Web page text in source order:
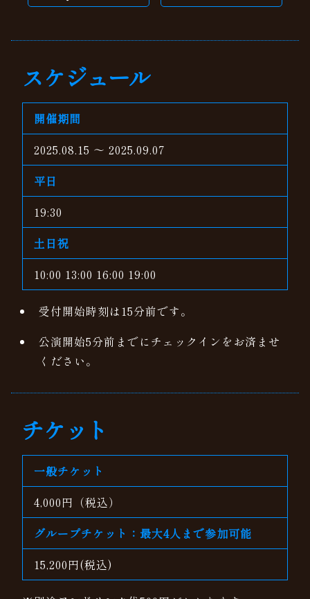
スケジュール
開催期間
2025.08.15 ～ 2025.09.07
平日
19:30
土日祝
10:00 13:00 16:00 19:00
受付開始時刻は15分前です。
公演開始5分前までにチェックインをお済ませ
ください。
チケット
一般チケット
4,000円（税込）
グループチケット：最大4人まで参加可能
15,200円(税込)